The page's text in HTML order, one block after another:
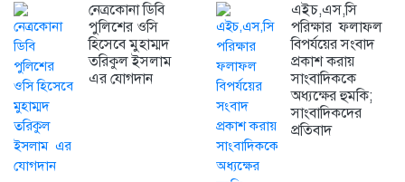
নেত্রকোনা ডিবি
পুলিশের ওসি
হিসেবে মুহাম্মদ
তরিকুল ইসলাম
এর যোগদান
এইচ,এস,সি
পরিক্ষার ফলাফল
বিপর্যয়ের সংবাদ
প্রকাশ করায়
সাংবাদিককে
অধ্যক্ষের হুমকি;
সাংবাদিকদের
প্রতিবাদ